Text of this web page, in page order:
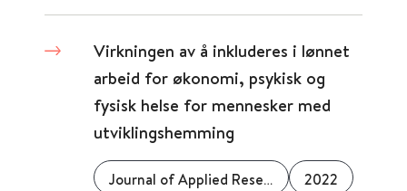
Virkningen av å inkluderes i lønnet
arbeid for økonomi, psykisk og
fysisk helse for mennesker med
utviklingshemming
Journal of Applied Research in Intellectual Disabilities 2022